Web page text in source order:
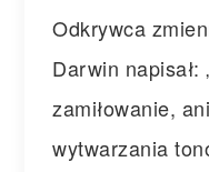
Odkrywca
Darwin napisał:
zamiłowanie,
wytwarzania